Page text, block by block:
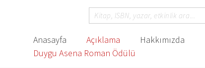
Anasayfa Açıklama Hakkımızda
Duygu Asena Roman Ödülü